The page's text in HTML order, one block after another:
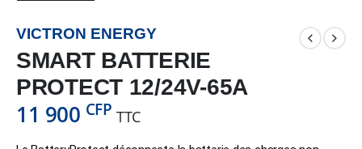
VICTRON ENERGY
SMART BATTERIE
PROTECT 12/24V-65A
11 900 CFP TTC